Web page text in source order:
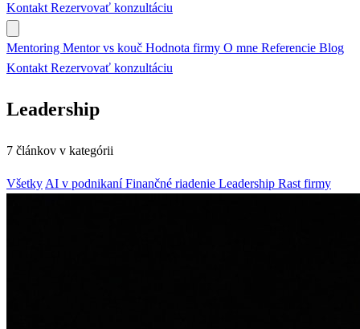
Kontakt Rezervovať konzultáciu
Mentoring Mentor vs kouč Hodnota firmy O mne Referencie Blog
Kontakt Rezervovať konzultáciu
Leadership
7 článkov v kategórii
Všetky AI v podnikaníFinančné riadenie Leadership Rast firmy